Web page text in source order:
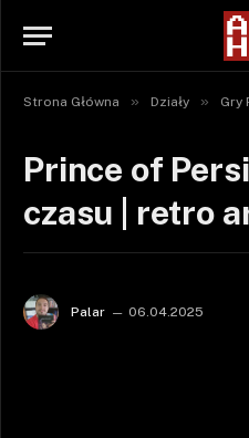
Strona Główna » Działy » Gry
Prince of
czasu | retro
Palar 06.04.2025